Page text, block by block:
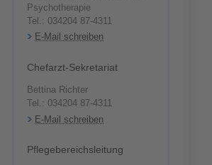
Psychotherapie
Tel.: 034204 87-4311
E-Mail schreiben
Chefarzt-Sekretariat
Bettina Richter
Tel.: 034204 87-4311
E-Mail schreiben
Pflegebereichsleitung